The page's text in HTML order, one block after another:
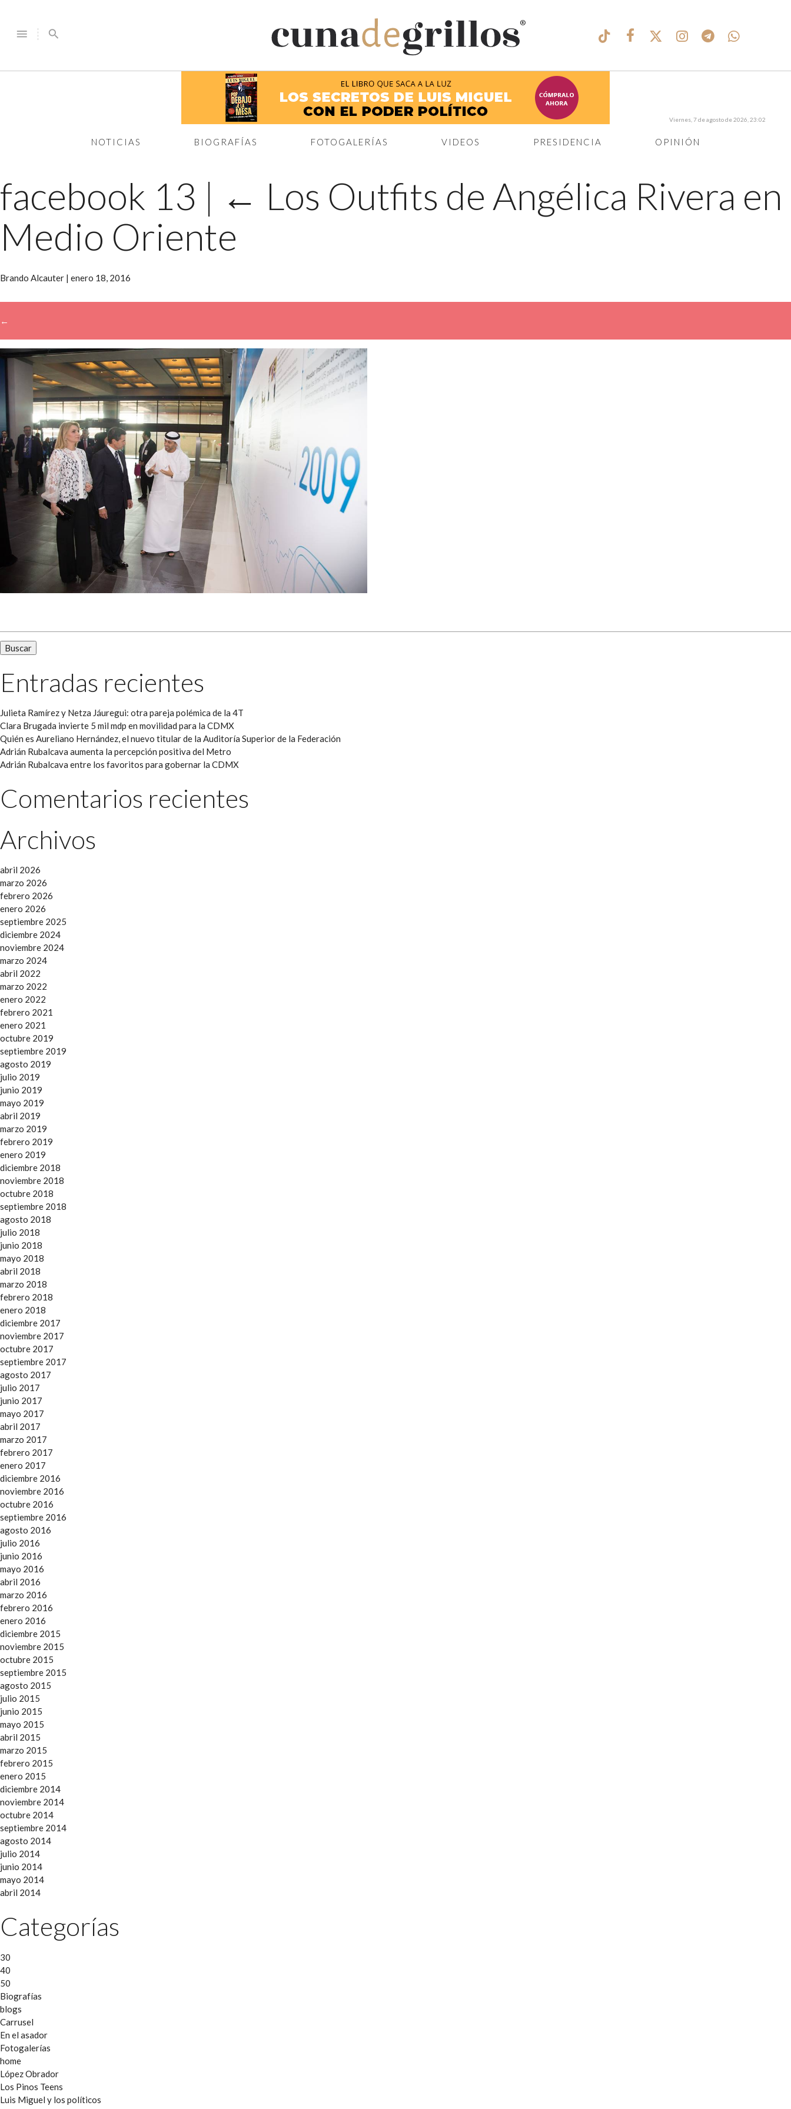
menu search
®
NOTICIAS BIOGRAFÍAS FOTOGALERÍAS VIDEOS PRESIDENCIA OPINIÓN
Viernes, 7 de agosto de 2026, 23:02
facebook 13 | ← Los Outfits de Angélica Rivera en
Medio Oriente
Brando Alcauter | enero 18, 2016
←
Entradas recientes
Julieta Ramírez y Netza Jáuregui: otra pareja polémica de la 4T
Clara Brugada invierte 5 mil mdp en movilidad para la CDMX
Quién es Aureliano Hernández, el nuevo titular de la Auditoría Superior de la Federación
Adrián Rubalcava aumenta la percepción positiva del Metro
Adrián Rubalcava entre los favoritos para gobernar la CDMX
Comentarios recientes
Archivos
abril 2026
marzo 2026
febrero 2026
enero 2026
septiembre 2025
diciembre 2024
noviembre 2024
marzo 2024
abril 2022
marzo 2022
enero 2022
febrero 2021
enero 2021
octubre 2019
septiembre 2019
agosto 2019
julio 2019
junio 2019
mayo 2019
abril 2019
marzo 2019
febrero 2019
enero 2019
diciembre 2018
noviembre 2018
octubre 2018
septiembre 2018
agosto 2018
julio 2018
junio 2018
mayo 2018
abril 2018
marzo 2018
febrero 2018
enero 2018
diciembre 2017
noviembre 2017
octubre 2017
septiembre 2017
agosto 2017
julio 2017
junio 2017
mayo 2017
abril 2017
marzo 2017
febrero 2017
enero 2017
diciembre 2016
noviembre 2016
octubre 2016
septiembre 2016
agosto 2016
julio 2016
junio 2016
mayo 2016
abril 2016
marzo 2016
febrero 2016
enero 2016
diciembre 2015
noviembre 2015
octubre 2015
septiembre 2015
agosto 2015
julio 2015
junio 2015
mayo 2015
abril 2015
marzo 2015
febrero 2015
enero 2015
diciembre 2014
noviembre 2014
octubre 2014
septiembre 2014
agosto 2014
julio 2014
junio 2014
mayo 2014
abril 2014
Categorías
30
40
50
Biografías
blogs
Carrusel
En el asador
Fotogalerías
home
López Obrador
Los Pinos Teens
Luis Miguel y los políticos